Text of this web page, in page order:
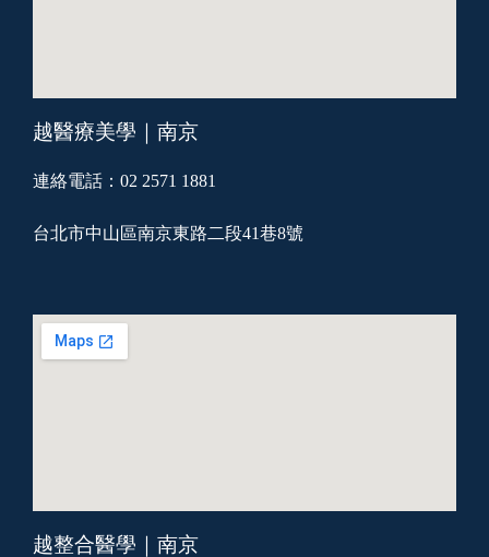
越醫療美學｜南京
連絡電話：02 2571 1881
台北市中山區南京東路二段41巷8號
越整合醫學｜南京